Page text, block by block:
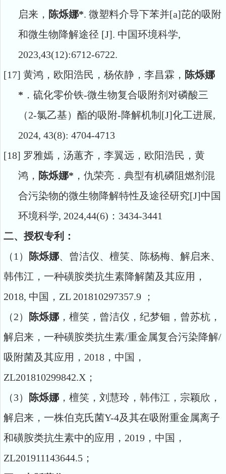
启来， 陈烁娜*. 微塑料介导下苯并[a]芘的吸附
和微生物降解途径 [J]. 中国环境科学,
2023,43(12):6712-6722.
[17] 黄鸿，欧阳浩民，杨依静，李昌霖， 陈烁娜
* ．硫化零价铁-微生物复合吸附剂对磷酸三
（2-氯乙基）酯的吸附-降解机制 [J]化工进展,
2024, 43(8): 4704-4713
[18] 罗雅嫣，汤蕙齐，李翼远，欧阳浩民，黄
鸿， 陈烁娜* ，仇荣亮．典型有机磷阻燃剂混
合污染物的微生物降解特性及途径研究[J]中国
环境科学, 2024,44(6) ： 3434-3441
二、授权专利：
（1） 陈烁娜、曾洁仪、檀笑、陈杨梅、解启来、
韩伟江 ，一种磺胺类抗生素降解菌及其应用，
2018, 中国， ZL 201810297357.9
；
（2） 陈烁娜 ， 檀笑 ， 曾洁仪 ， 纪梦钿 ， 曾苏杭 ，
解启来 ， 一种磺胺类抗生素/重金属复合污染降解/
吸附菌及其应用，2018，中国，
ZL201810299842.X；
（3） 陈烁娜 ， 檀笑 ， 刘慧玲 ， 韩伟江 ， 宗颖欣 ，
解启来 ， 一株伯克氏菌Y-4及其在吸附重金属离子
和磺胺类抗生素中的应用， 2019 ，中国，
ZL201911143644.5 ；